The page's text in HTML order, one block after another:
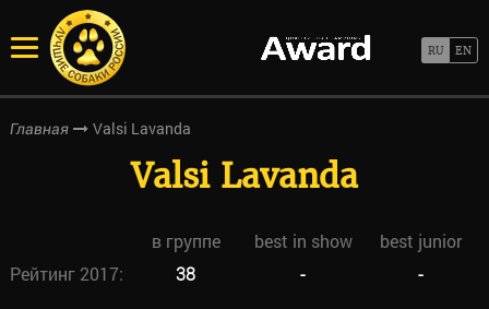
Главная Valsi Lavanda
Valsi Lavanda
в группе best in show
best junior
Рейтинг 2017:
38 - -